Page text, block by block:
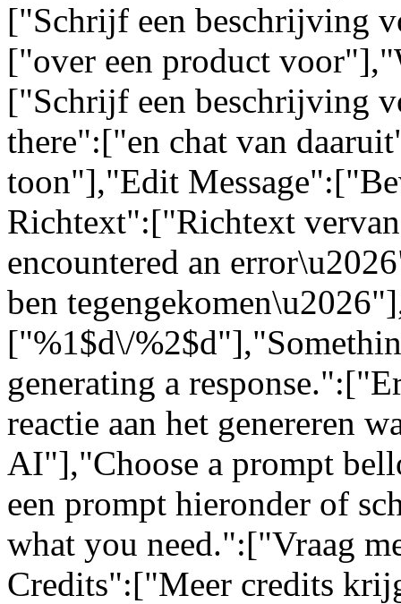
["Schrijf een beschrijving
["over een product
["Schrijf een beschrijving
there":["en chat van
toon"],"Edit
Richtext":["Richtext
encountered an
ben
["%1$d\/
generating a
reactie aan het genereren
AI"],"Choose a prompt
een prompt hieronder of
what you need.":["Vraag
Credits":["Meer credits